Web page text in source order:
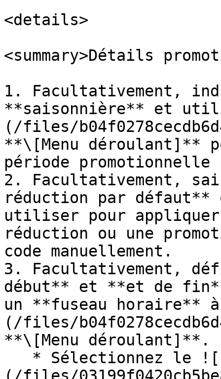
<details>
<summary>Détails
1. Facultativement,
**saisonnière** et
(/files/
**\[Menu déroulant]**
période
2. Facultativement,
réduction par défaut**
utiliser pour appliquer
réduction ou une
code manuellement.
3. Facultativement,
début** et **et de
un **fuseau
(/files/
**\[Menu déroulant]**.